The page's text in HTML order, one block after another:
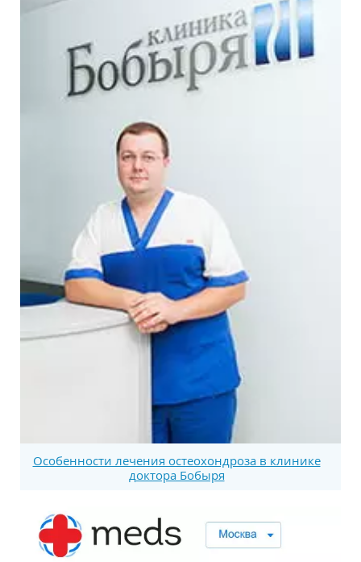
Особенности лечения остеохондроза в клинике
доктора Бобыря